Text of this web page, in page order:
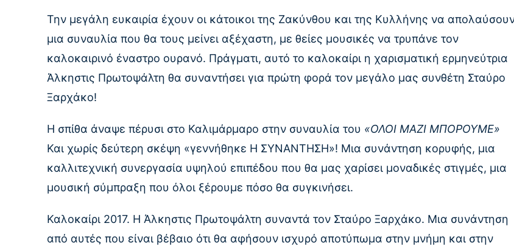
Την μεγάλη ευκαιρία έχουν οι κάτοικοι της Ζακύνθου και της Κυλλήνης να
μια συναυλία που θα τους μείνει αξέχαστη, με θείες μουσικές να τρυπάνε τον
καλοκαιρινό έναστρο ουρανό. Πράγματι, αυτό το καλοκαίρι η χαρισματική ερμηνεύτρια
Άλκηστις Πρωτοψάλτη θα συναντήσει για πρώτη φορά τον μεγάλο μας συνθέτη Σταύρο
Ξαρχάκο!
Η σπίθα άναψε πέρυσι στο Καλιμάρμαρο στην συναυλία του «ΟΛΟΙ ΜΑΖΙ ΜΠΟΡΟΥΜΕ»
Και χωρίς δεύτερη σκέψη «γεννήθηκε Η ΣΥΝΑΝΤΗΣΗ»! Μια συνάντηση κορυφής, μια
καλλιτεχνική συνεργασία υψηλού επιπέδου που θα μας χαρίσει μοναδικές στιγμές, μια
μουσική σύμπραξη που όλοι ξέρουμε πόσο θα συγκινήσει.
Καλοκαίρι 2017. Η Άλκηστις Πρωτοψάλτη συναντά τον Σταύρο Ξαρχάκο. Μια συνάντηση
από αυτές που είναι βέβαιο ότι θα αφήσουν ισχυρό αποτύπωμα στην μνήμη και στην